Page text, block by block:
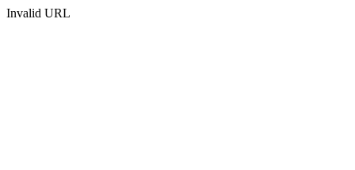
Invalid URL